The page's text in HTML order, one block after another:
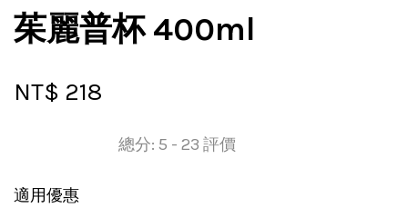
茱麗普杯 400ml
NT$ 218
總分: 5 - 23 評價
適用優惠